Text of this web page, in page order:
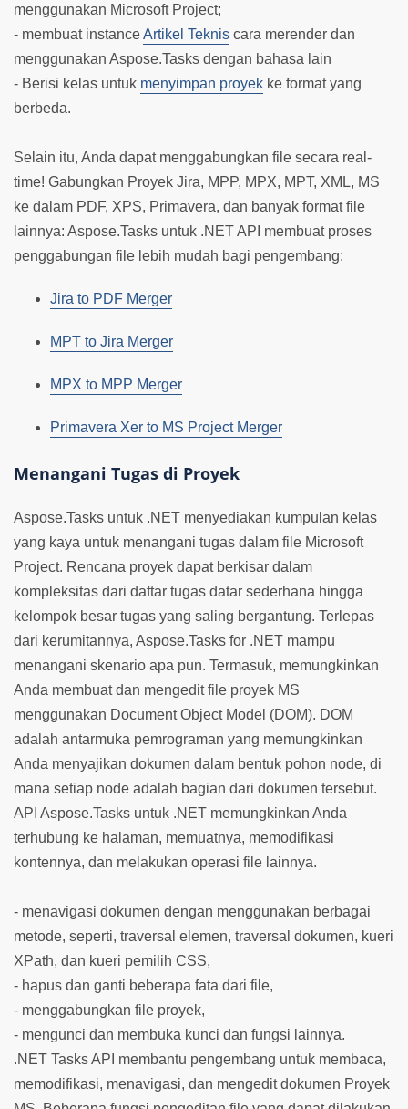
menggunakan Microsoft Project;
- membuat instanceArtikel Teknis cara merender dan
menggunakan Aspose.Tasks dengan bahasa lain
- Berisi kelas untuk menyimpan proyek ke format yang
berbeda.
Selain itu, Anda dapat menggabungkan file secara real-
time! Gabungkan Proyek Jira, MPP, MPX, MPT, XML, MS
ke dalam PDF, XPS, Primavera, dan banyak format file
lainnya: Aspose.Tasks untuk .NET API membuat proses
penggabungan file lebih mudah bagi pengembang:
Jira to PDF Merger
MPT to Jira Merger
MPX to MPP Merger
Primavera Xer to MS Project Merger
Menangani Tugas di Proyek
Aspose.Tasks untuk .NET menyediakan kumpulan kelas
yang kaya untuk menangani tugas dalam file Microsoft
Project. Rencana proyek dapat berkisar dalam
kompleksitas dari daftar tugas datar sederhana hingga
kelompok besar tugas yang saling bergantung. Terlepas
dari kerumitannya, Aspose.Tasks for .NET mampu
menangani skenario apa pun. Termasuk, memungkinkan
Anda membuat dan mengedit file proyek MS
menggunakan Document Object Model (DOM). DOM
adalah antarmuka pemrograman yang memungkinkan
Anda menyajikan dokumen dalam bentuk pohon node, di
mana setiap node adalah bagian dari dokumen tersebut.
API Aspose.Tasks untuk .NET memungkinkan Anda
terhubung ke halaman, memuatnya, memodifikasi
kontennya, dan melakukan operasi file lainnya.
- menavigasi dokumen dengan menggunakan berbagai
metode, seperti, traversal elemen, traversal dokumen, kueri
XPath, dan kueri pemilih CSS,
- hapus dan ganti beberapa fata dari file,
- menggabungkan file proyek,
- mengunci dan membuka kunci dan fungsi lainnya.
.NET Tasks API membantu pengembang untuk membaca,
memodifikasi, menavigasi, dan mengedit dokumen Proyek